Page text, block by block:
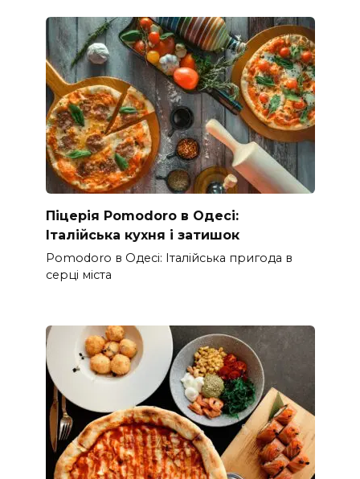
Піцерія Pomodoro в Одесі:
Італійська кухня і затишок
Pomodoro в Одесі: Італійська пригода в
серці міста